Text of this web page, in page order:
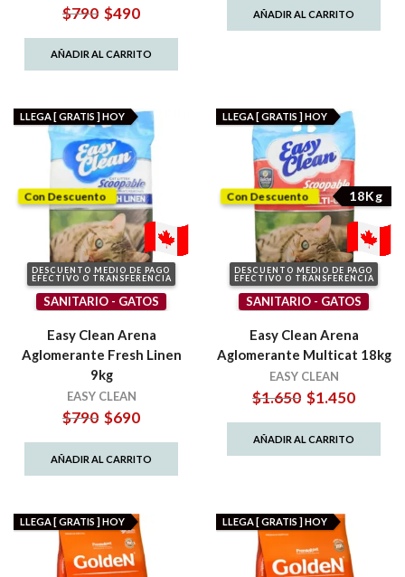
$790 El
era:
$490El
es:
AÑADIR AL CARRITO
era:
AÑADIR AL CARRITO
DESCUENTO MEDIO DE PAGO
EFECTIVO O TRANSFERENCIA
Con Descuento
LLEGA [ GRATIS ] HOY
SANITARIO - GATOS
Easy Clean Arena
Aglomerante Fresh Linen
9kg
EASY CLEAN
$790 El
era:
$690El
es:
AÑADIR AL CARRITO
DESCUENTO MEDIO DE PAGO
EFECTIVO O TRANSFERENCIA
18Kg
Con Descuento
LLEGA [ GRATIS ] HOY
SANITARIO - GATOS
Easy Clean Arena
Aglomerante Multicat 18kg
EASY CLEAN
$1.650 El
era:
$1.450El
AÑADIR AL CARRITO
LLEGA [ GRATIS ] HOY LLEGA [ GRATIS ] HOY